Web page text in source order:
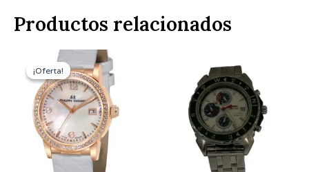
Productos relacionados
¡Oferta!
¡Oferta!
precio
original
era:
630€.
precio
actual
es:
315€.